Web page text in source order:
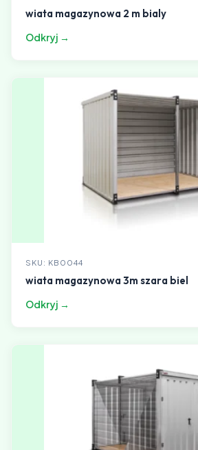
wiata magazynowa 2 m bialy
Odkryj →
SKU: KB0044
wiata magazynowa 3m szara biel
Odkryj →